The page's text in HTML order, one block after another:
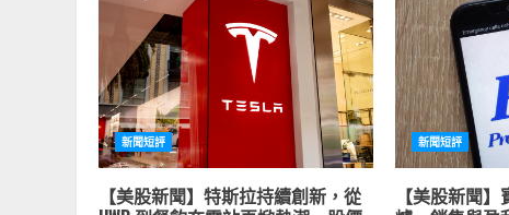
新聞短評
【美股新聞】特斯拉持續創新，從
新聞短評
【美股新聞